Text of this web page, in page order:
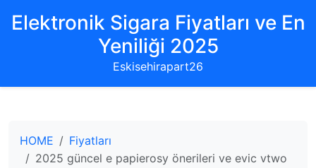
Elektronik Sigara Fiyatları ve En
Yeniliği 2025
Eskisehirapart26
HOME
Fiyatları
2025 güncel e papierosy önerileri ve evic vtwo